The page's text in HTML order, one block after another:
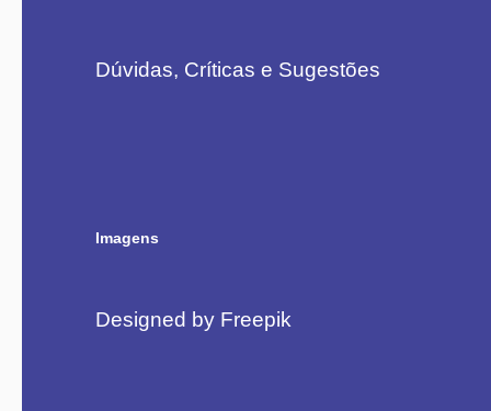
Dúvidas, Críticas e Sugestões
Imagens
Designed by Freepik